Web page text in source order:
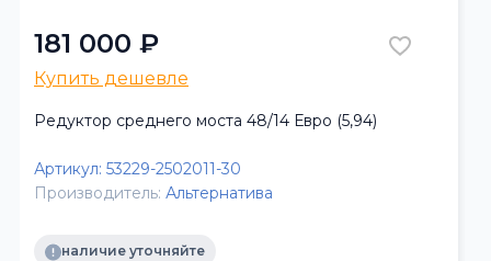
181 000 ₽
Купить дешевле
Редуктор среднего моста 48/14 Евро (5,94)
Артикул: 53229-2502011-30
Производитель: Альтернатива
наличие уточняйте